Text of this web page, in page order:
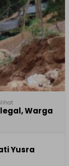
Warga
Yusra